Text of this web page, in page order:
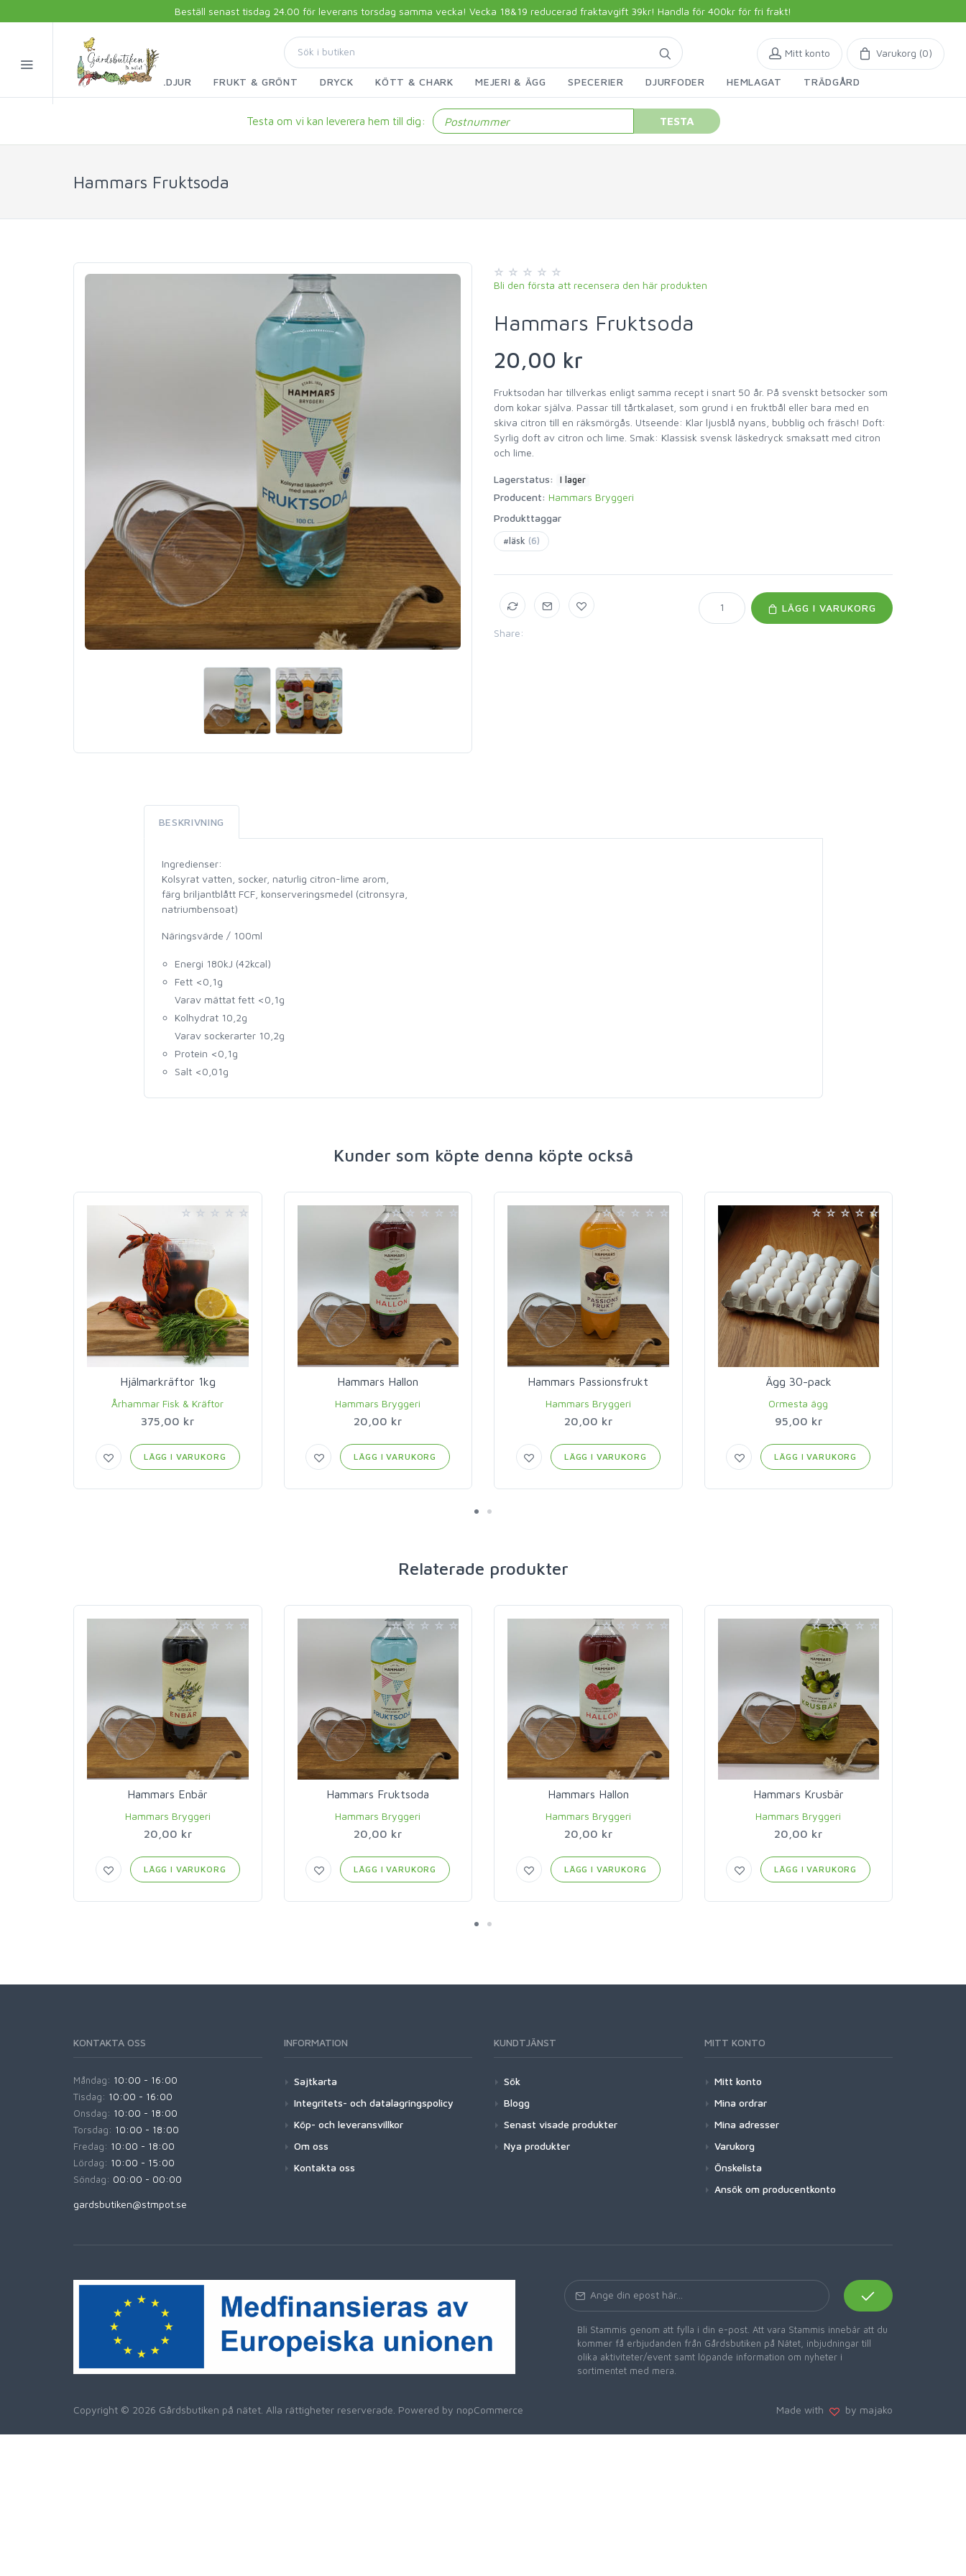
Beställ senast tisdag 24.00 för leverans torsdag samma vecka! Vecka 18&19 reducerad fraktavgift 39kr! Handla för 400kr för fri frakt!
FISK & SKALDJUR FRUKT & GRÖNT DRYCK KÖTT & CHARK MEJERI & ÄGG SPECERIER DJURFODER HEMLAGAT TRÄDGÅRD
Mitt konto Varukorg (0)
Testa om vi kan leverera hem till dig: TESTA
Hammars Fruktsoda
Bli den första att recensera den här produkten
Hammars Fruktsoda
20,00 kr
Fruktsodan har tillverkas enligt samma recept i snart 50 år. På svenskt betsocker som
dom kokar själva. Passar till tårtkalaset, som grund i en fruktbål eller bara med en
skiva citron till en räksmörgås. Utseende: Klar ljusblå nyans, bubblig och fräsch! Doft:
Syrlig doft av citron och lime. Smak: Klassisk svensk läskedryck smaksatt med citron
och lime.
Lagerstatus: I lager
Producent: Hammars Bryggeri
Produkttaggar
#läsk (6)
Share:
LÄGG I VARUKORG
BESKRIVNING
Ingredienser:
Kolsyrat vatten, socker, naturlig citron-lime arom,
färg briljantblått FCF, konserveringsmedel (citronsyra,
natriumbensoat)
Näringsvärde / 100ml
Energi 180kJ (42kcal)
Fett <0,1g
Varav mättat fett <0,1g
Kolhydrat 10,2g
Varav sockerarter 10,2g
Protein <0,1g
Salt <0,01g
Kunder som köpte denna köpte också
Hjälmarkräftor 1kg
Århammar Fisk & Kräftor
375,00 kr
LÄGG I VARUKORG
Hammars Hallon
Hammars Bryggeri
20,00 kr
LÄGG I VARUKORG
Hammars Passionsfrukt
Hammars Bryggeri
20,00 kr
LÄGG I VARUKORG
Ägg 30-pack
Ormesta ägg
95,00 kr
LÄGG I VARUKORG
Relaterade produkter
Hammars Enbär
Hammars Bryggeri
20,00 kr
LÄGG I VARUKORG
Hammars Fruktsoda
Hammars Bryggeri
20,00 kr
LÄGG I VARUKORG
Hammars Hallon
Hammars Bryggeri
20,00 kr
LÄGG I VARUKORG
Hammars Krusbär
Hammars Bryggeri
20,00 kr
LÄGG I VARUKORG
KONTAKTA OSS
Måndag: 10:00 - 16:00
Tisdag: 10:00 - 16:00
Onsdag: 10:00 - 18:00
Torsdag: 10:00 - 18:00
Fredag: 10:00 - 18:00
Lördag: 10:00 - 15:00
Söndag: 00:00 - 00:00
gardsbutiken@stmpot.se
INFORMATION
Sajtkarta
Integritets- och datalagringspolicy
Köp- och leveransvillkor
Om oss
Kontakta oss
KUNDTJÄNST
Sök
Blogg
Senast visade produkter
Nya produkter
MITT KONTO
Mitt konto
Mina ordrar
Mina adresser
Varukorg
Önskelista
Ansök om producentkonto
Bli Stammis genom att fylla i din e-post. Att vara Stammis innebär att du
kommer få erbjudanden från Gårdsbutiken på Nätet, inbjudningar till
olika aktiviteter/event samt löpande information om nyheter i
sortimentet med mera.
Copyright © 2026 Gårdsbutiken på nätet. Alla rättigheter reserverade. Powered by nopCommerce Made with by majako